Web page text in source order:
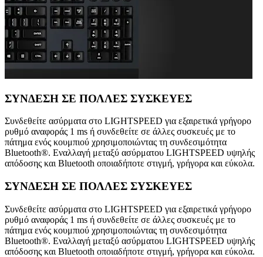
ΣΥΝΔΕΣΗ ΣΕ ΠΟΛΛΕΣ ΣΥΣΚΕΥΕΣ
Συνδεθείτε ασύρματα στο LIGHTSPEED για εξαιρετικά γρήγορο
ρυθμό αναφοράς 1 ms ή συνδεθείτε σε άλλες συσκευές με το
πάτημα ενός κουμπιού χρησιμοποιώντας τη συνδεσιμότητα
Bluetooth®. Εναλλαγή μεταξύ ασύρματου LIGHTSPEED υψηλής
απόδοσης και Bluetooth οποιαδήποτε στιγμή, γρήγορα και εύκολα.
ΣΥΝΔΕΣΗ ΣΕ ΠΟΛΛΕΣ ΣΥΣΚΕΥΕΣ
Συνδεθείτε ασύρματα στο LIGHTSPEED για εξαιρετικά γρήγορο
ρυθμό αναφοράς 1 ms ή συνδεθείτε σε άλλες συσκευές με το
πάτημα ενός κουμπιού χρησιμοποιώντας τη συνδεσιμότητα
Bluetooth®. Εναλλαγή μεταξύ ασύρματου LIGHTSPEED υψηλής
απόδοσης και Bluetooth οποιαδήποτε στιγμή, γρήγορα και εύκολα.